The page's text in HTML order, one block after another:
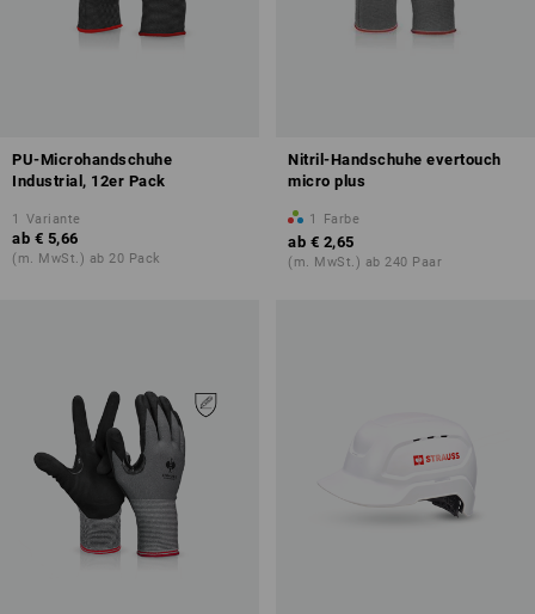
PU-Microhandschuhe
Industrial, 12er Pack
1 Variante
ab € 5,66
(m. MwSt.) ab 20 Pack
Nitril-Handschuhe evertouch
micro plus
1 Farbe
ab € 2,65
(m. MwSt.) ab 240 Paar